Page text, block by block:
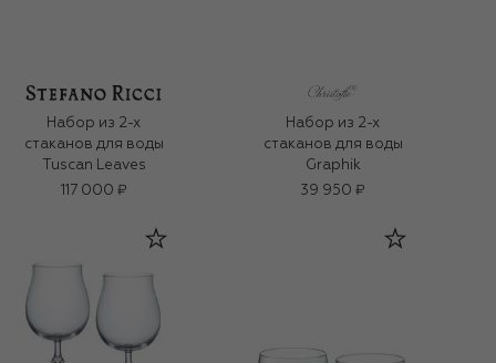
Набор из 2-х
стаканов для воды
Tuscan Leaves
117 000 ₽
Набор из 2-х
стаканов для воды
Graphik
39 950 ₽